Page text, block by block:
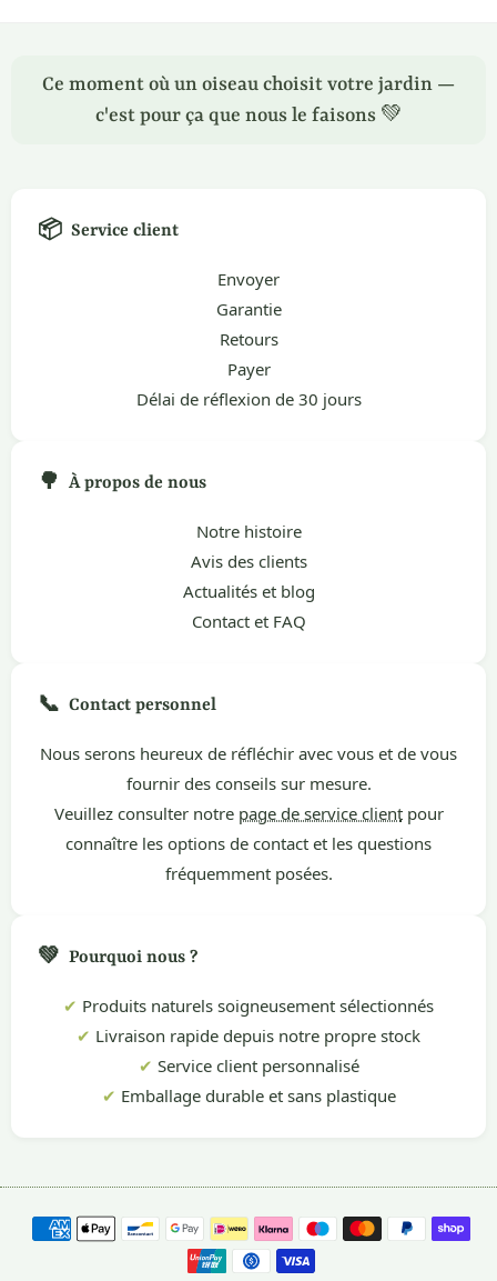
Ce moment où un oiseau choisit votre jardin —
c'est pour ça que nous le faisons 💚
📦 Service client
Envoyer
Garantie
Retours
Payer
Délai de réflexion de 30 jours
🌳 À propos de nous
Notre histoire
Avis des clients
Actualités et blog
Contact et FAQ
📞 Contact personnel
Nous serons heureux de réfléchir avec vous et de vous
fournir des conseils sur mesure.
Veuillez consulter notre page de service clientpour
connaître les options de contact et les questions
fréquemment posées.
💚 Pourquoi nous ?
✔ Produits naturels soigneusement sélectionnés
✔ Livraison rapide depuis notre propre stock
✔ Service client personnalisé
✔ Emballage durable et sans plastique